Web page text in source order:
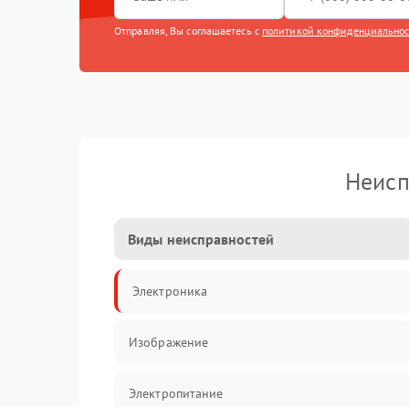
Отправляя, Вы соглашаетесь с политикой
Виды неисправностей
Электроника
Изображение
Электропитание